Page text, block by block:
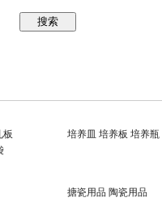
板
培养皿 培养板 培养瓶
搪瓷用品 陶瓷用品